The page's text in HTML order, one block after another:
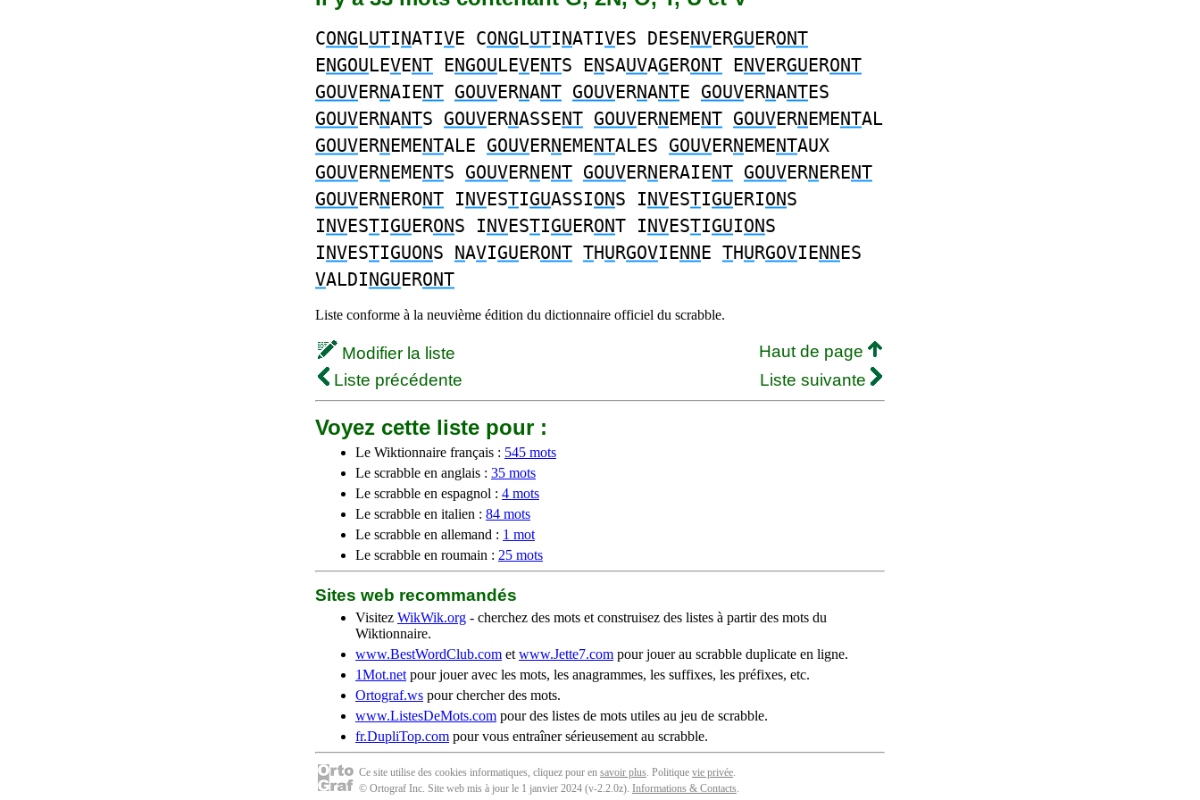
CONGLUTINATIVE CONGLUTINATIVES DESENVERGUERONT
ENGOULEVENT ENGOULEVENTS ENSAUVAGERONT ENVERGUERONT
GOUVERNAIENT GOUVERNANT GOUVERNANTE GOUVERNANTES
GOUVERNANTS GOUVERNASSENT GOUVERNEMENT GOUVERNEMENTAL
GOUVERNEMENTALE GOUVERNEMENTALES GOUVERNEMENTAUX
GOUVERNEMENTS GOUVERNENT GOUVERNERAIENT GOUVERNERENT
GOUVERNERONT INVESTIGUASSIONS INVESTIGUERIONS
INVESTIGUERONS INVESTIGUERONT INVESTIGUIONS
INVESTIGUONS NAVIGUERONT THURGOVIENNE THURGOVIENNES
VALDINGUERONT
Liste conforme à la neuvième édition du dictionnaire officiel du scrabble.
Modifier la liste
Haut de page
Liste précédente
Liste suivante
Voyez cette liste pour :
Le Wiktionnaire français : 545 mots
Le scrabble en anglais : 35 mots
Le scrabble en espagnol : 4 mots
Le scrabble en italien : 84 mots
Le scrabble en allemand : 1 mot
Le scrabble en roumain : 25 mots
Sites web recommandés
Visitez WikWik.org - cherchez des mots et construisez des listes à partir des mots du
Wiktionnaire.
www.BestWordClub.com et www.Jette7.com pour jouer au scrabble duplicate en ligne.
1Mot.net pour jouer avec les mots, les anagrammes, les suffixes, les préfixes, etc.
Ortograf.ws pour chercher des mots.
www.ListesDeMots.com pour des listes de mots utiles au jeu de scrabble.
fr.DupliTop.com pour vous entraîner sérieusement au scrabble.
Ce site utilise des cookies informatiques, cliquez pour en savoir plus. Politique vie privée.
© Ortograf Inc. Site web mis à jour le 1 janvier 2024 (v-2.2.0z). Informations & Contacts.